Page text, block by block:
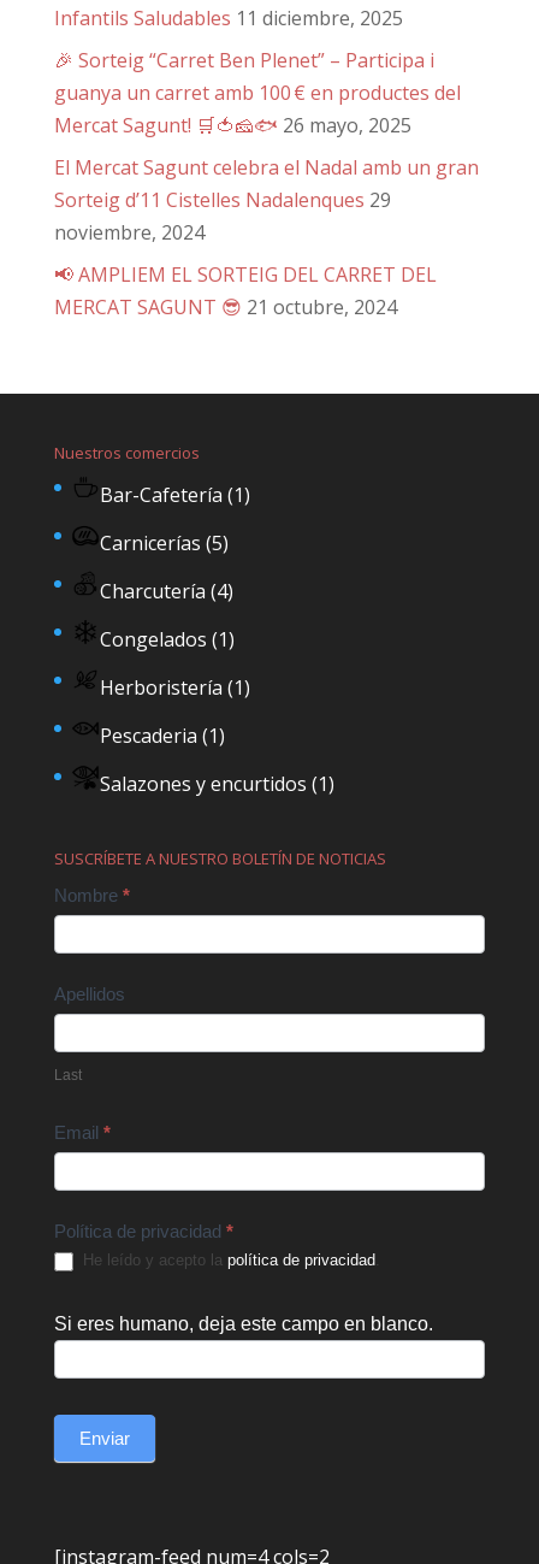
Infantils Saludables 11 diciembre, 2025
🎉 Sorteig “Carret Ben Plenet” – Participa i
guanya un carret amb 100 € en productes del
Mercat Sagunt! 🛒🍅🧀🐟 26 mayo, 2025
El Mercat Sagunt celebra el Nadal amb un gran
Sorteig d’11 Cistelles Nadalenques 29
noviembre, 2024
📢 AMPLIEM EL SORTEIG DEL CARRET DEL
MERCAT SAGUNT 😎 21 octubre, 2024
Nuestros comercios
Bar-Cafetería (1)
Carnicerías (5)
Charcutería (4)
Congelados (1)
Herboristería (1)
Pescaderia (1)
Salazones y encurtidos (1)
SUSCRÍBETE A NUESTRO BOLETÍN DE NOTICIAS
Contact
Nombre *
Apellidos
Last
Email *
Política de privacidad *
He leído y acepto la política de privacidad.
Si eres humano, deja este campo en blanco.
Enviar
[instagram-feed num=4 cols=2